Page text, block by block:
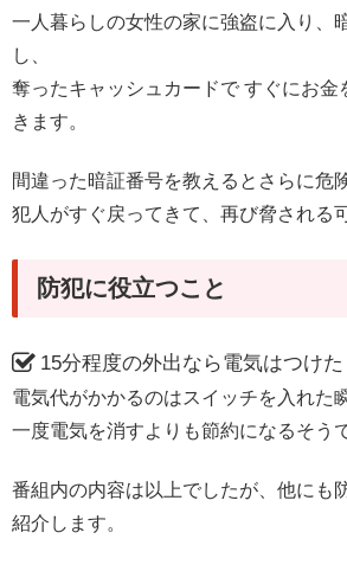
一人暮らしの女性の家に強盗に入り、
し、
奪ったキャッシュカードで すぐにお金
きます。
間違った暗証番号を教えるとさらに危
犯人がすぐ戻ってきて、再び脅される
防犯に役立つこと
15分程度の外出なら電気はつけ
電気代がかかるのはスイッチを入れた
一度電気を消すよりも節約になるそう
番組内の内容は以上でしたが、他にも
紹介します。